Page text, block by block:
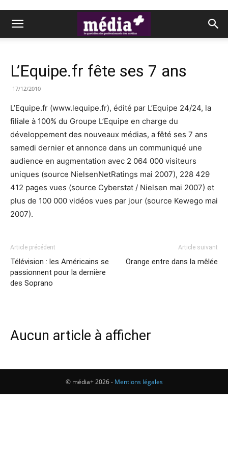
L’Equipe.fr fête ses 7 ans
17/12/2010
L’Equipe.fr (www.lequipe.fr), édité par L’Equipe 24/24, la
filiale à 100% du Groupe L’Equipe en charge du
développement des nouveaux médias, a fêté ses 7 ans
samedi dernier et annonce dans un communiqué une
audience en augmentation avec 2 064 000 visiteurs
uniques (source NielsenNetRatings mai 2007), 228 429
412 pages vues (source Cyberstat / Nielsen mai 2007) et
plus de 100 000 vidéos vues par jour (source Kewego mai
2007).
Article précédent
Télévision : les Américains se
passionnent pour la dernière
des Soprano
Article suivant
Orange entre dans la mêlée
Aucun article à afficher
© média+ 2026 - Mentions légales